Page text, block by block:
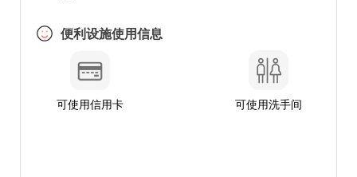
便利设施使用信息
可使用信用卡 可使用洗手间